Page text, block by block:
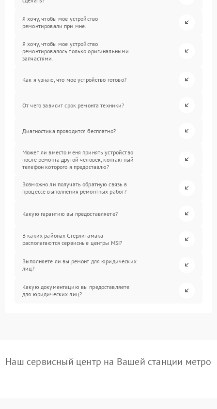
Я хочу, чтобы мое устройство
ремонтировали при мне.
Я хочу, чтобы мое устройство
ремонтировалось только оригинальными
запчастями.
Как я узнаю, что мое устройство готово?
От чего зависит срок ремонта техники?
Диагностика проводится бесплатно?
Может ли вместо меня принять устройство
после ремонта другой человек, контактный
телефон которого я предоставлю?
Возможно ли получать обратную связь в
процессе выполнения ремонтных работ?
Какую гарантию вы предоставляете?
В каких районах Стерлитамака
располагаются сервисные центры MSI?
Выполняете ли вы ремонт для юридических
лиц?
Какую документацию вы предоставляете
для юридических лиц?
Наш сервисный центр на Вашей станции метро